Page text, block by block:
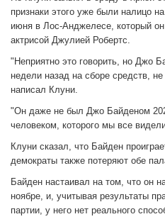
признаки этого уже были налицо
июня в Лос-Анджелесе, который он
актрисой Джулией Робертс.
"Неприятно это говорить, но Джо
недели назад на сборе средств,
написал Клуни.
"Он даже не был Джо Байденом
человеком, которого мы все
Клуни сказал, что Байден
демократы также потеряют обе
Байден настаивал на том, что он
ноябре, и, учитывая результаты
партии, у него нет реального